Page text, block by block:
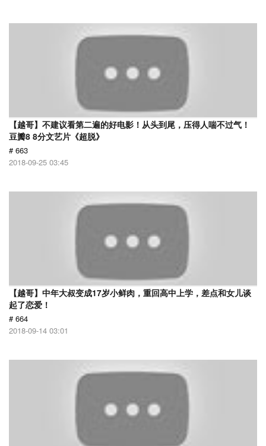
【越哥】不建议看第二遍的好电影！从头到尾，压得人喘不过气！
豆瓣8 8分文艺片《超脱》
# 663
2018-09-25 03:45
【越哥】中年大叔变成17岁小鲜肉，重回高中上学，差点和女儿谈
起了恋爱！
# 664
2018-09-14 03:01